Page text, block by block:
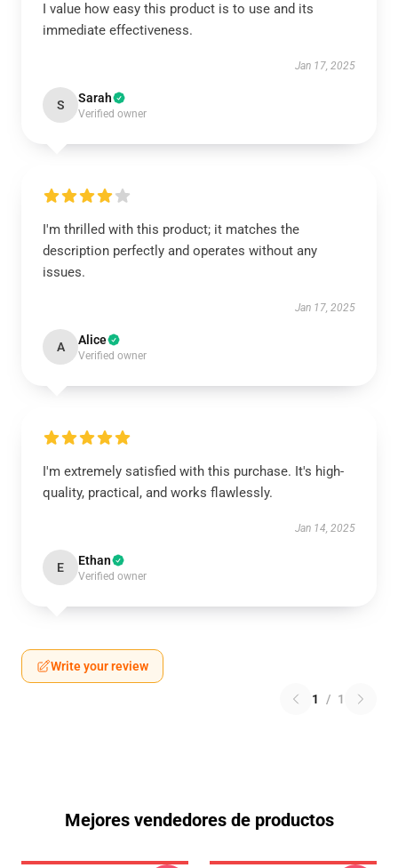
I value how easy this product is to use and its
immediate effectiveness.
Jan 17, 2025
S Sarah
Verified owner
I'm thrilled with this product; it matches the
description perfectly and operates without any
issues.
Jan 17, 2025
A Alice
Verified owner
I'm extremely satisfied with this purchase. It's high-
quality, practical, and works flawlessly.
Jan 14, 2025
E Ethan
Verified owner
Write your review
1 / 1
Mejores vendedores de productos